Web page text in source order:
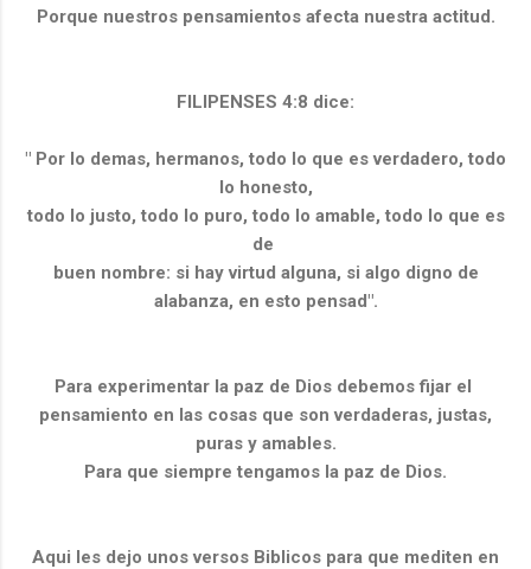
Porque nuestros pensamientos afecta nuestra actitud.
FILIPENSES 4:8 dice:
" Por lo demas, hermanos, todo lo que es verdadero, todo
lo honesto,
todo lo justo, todo lo puro, todo lo amable, todo lo que es
de
buen nombre: si hay virtud alguna, si algo digno de
alabanza, en esto pensad".
Para experimentar la paz de Dios debemos fijar el
pensamiento en las cosas que son verdaderas, justas,
puras y amables.
Para que siempre tengamos la paz de Dios.
Aqui les dejo unos versos Biblicos para que mediten en